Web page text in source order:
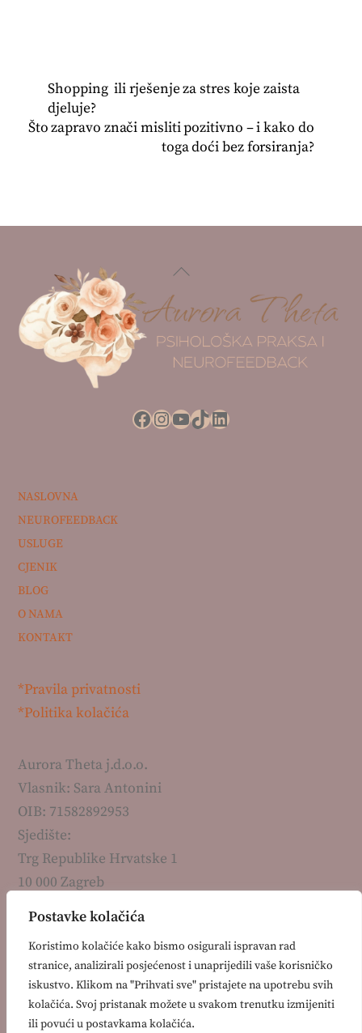
Postavke kolačića
Koristimo kolačiće kako bismo osigurali ispravan rad
stranice, analizirali posjećenost i unaprijedili vaše korisničko
iskustvo. Klikom na "Prihvati sve" pristajete na upotrebu svih
kolačića. Svoj pristanak možete u svakom trenutku izmijeniti
ili povući u postavkama kolačića.
Shopping ili rješenje za stres koje zaista
djeluje?
Što zapravo znači misliti pozitivno – i kako do
toga doći bez forsiranja?
Back
Top
Facebook
Instagram
YouTube
TikTok
LinkedIn
NASLOVNA
NEUROFEEDBACK
USLUGE
CJENIK
BLOG
O NAMA
KONTAKT
*Pravila privatnosti
*Politika kolačića
Aurora Theta j.d.o.o.
Vlasnik: Sara Antonini
OIB: 71582892953
Sjedište:
Trg Republike Hrvatske 1
10 000 Zagreb
info@auroratheta.hr